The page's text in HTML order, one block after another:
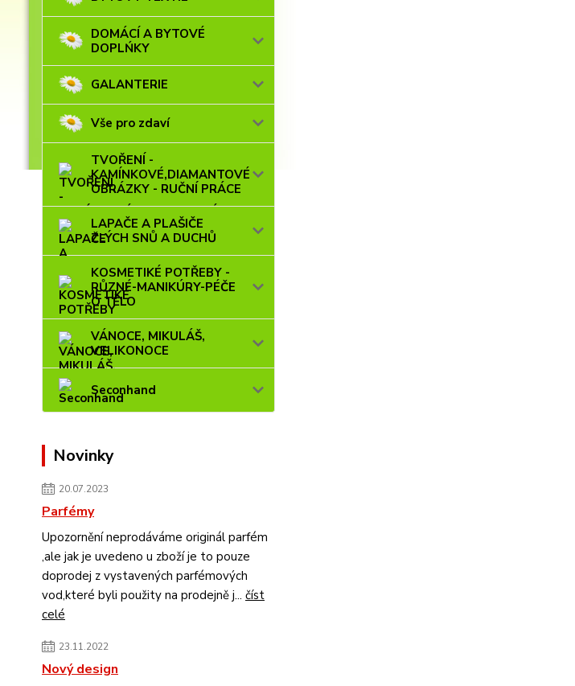
DOMÁCÍ A BYTOVÉ
DOPLŃKY
GALANTERIE
Vše pro zdaví
TVOŘENÍ -
KAMÍNKOVÉ,DIAMANTOVÉ
OBRÁZKY - RUČNÍ PRÁCE
LAPAČE A PLAŠIČE
ZLÝCH SNŮ A DUCHŮ
KOSMETIKÉ POTŘEBY -
RŮZNÉ-MANIKÚRY-PÉČE
O TĚLO
VÁNOCE, MIKULÁŠ,
VELIKONOCE
Seconhand
Novinky
20.07.2023
Parfémy
Upozornění neprodáváme originál parfém
,ale jak je uvedeno u zboží je to pouze
doprodej z vystavených parfémových
vod,které byli použity na prodejně j... číst
celé
23.11.2022
Nový design